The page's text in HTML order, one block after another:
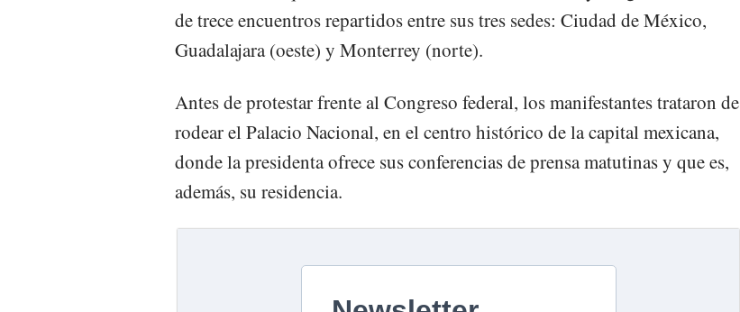
de trece encuentros repartidos entre sus tres sedes: Ciudad de México,
Guadalajara (oeste) y Monterrey (norte).
Antes de protestar frente al Congreso federal, los manifestantes trataron de
rodear el Palacio Nacional, en el centro histórico de la capital mexicana,
donde la presidenta ofrece sus conferencias de prensa matutinas y que es,
además, su residencia.